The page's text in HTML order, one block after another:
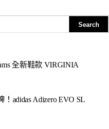
全新鞋款 VIRGINIA
！adidas Adizero EVO SL